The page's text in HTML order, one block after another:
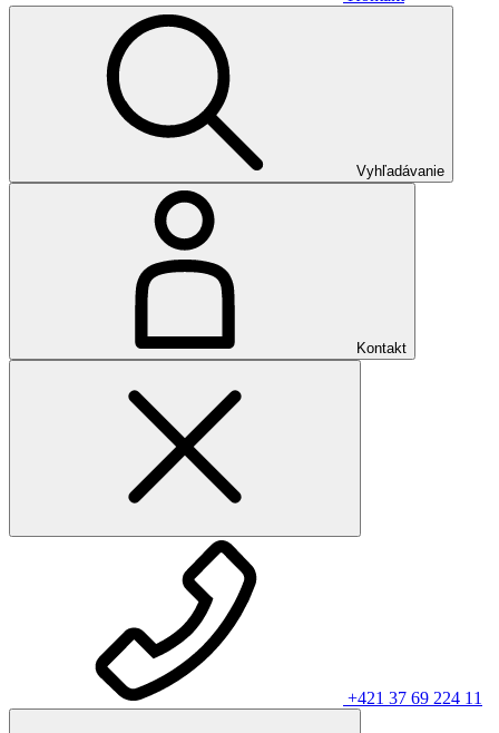
Vyhľadávanie
Kontakt
+421 37 69 224 11